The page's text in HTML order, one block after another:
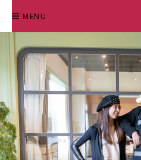
content
MENU